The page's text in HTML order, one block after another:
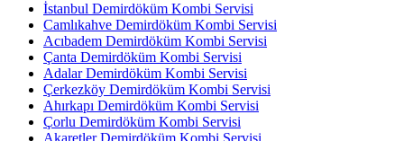
İstanbul Demirdöküm Kombi Servisi
Camlıkahve Demirdöküm Kombi Servisi
Acıbadem Demirdöküm Kombi Servisi
Çanta Demirdöküm Kombi Servisi
Adalar Demirdöküm Kombi Servisi
Çerkezköy Demirdöküm Kombi Servisi
Ahırkapı Demirdöküm Kombi Servisi
Çorlu Demirdöküm Kombi Servisi